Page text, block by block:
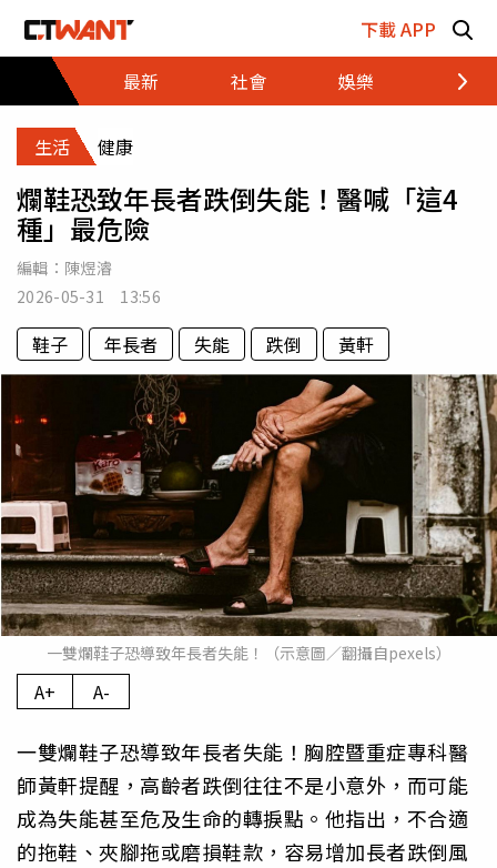
下載 APP
最新
社會 娛樂 財經
生活 健康
爛鞋恐致年長者跌倒失能！醫喊「這4
種」最危險
編輯： 陳煜濬
2026-05-31 13:56
鞋子 年長者 失能 跌倒 黃軒
一雙爛鞋子恐導致年長者失能！（示意圖／翻攝自pexels）
A+ A-
一雙爛鞋子恐導致年長者失能！胸腔暨重症專科醫
師黃軒提醒，高齡者跌倒往往不是小意外，而可能
成為失能甚至危及生命的轉捩點。他指出，不合適
的拖鞋、夾腳拖或磨損鞋款，容易增加長者跌倒風